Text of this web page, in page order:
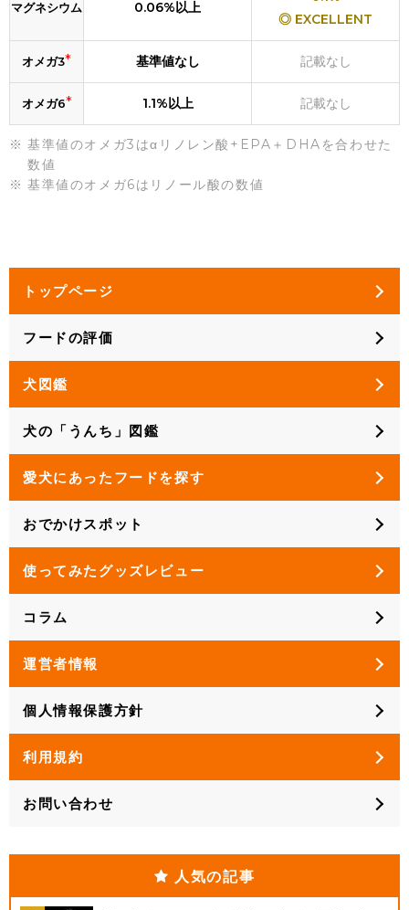
マグネシウム 0.06%以上
◎ EXCELLENT
オメガ3* 基準値なし 記載なし
オメガ6* 1.1%以上 記載なし
基準値のオメガ3はαリノレン酸+EPA＋DHAを合わせた
数値
基準値のオメガ6はリノール酸の数値
トップページ
フードの評価
犬図鑑
犬の「うんち」図鑑
愛犬にあったフードを探す
おでかけスポット
使ってみたグッズレビュー
コラム
運営者情報
個人情報保護方針
利用規約
お問い合わせ
人気の記事